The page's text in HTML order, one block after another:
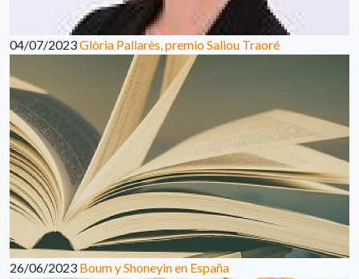
04/07/2023Glòria Pallarès, premio Saliou Traoré
26/06/2023 Boum y Shoneyin en España